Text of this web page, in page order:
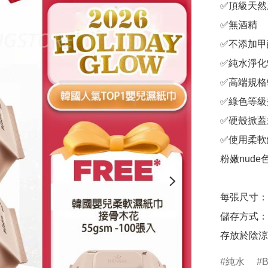
✅頂級天
✅無酒精
✅不添加
✅純水淨
✅高端規
✅綠色等
✅硬殼掀
✅使用柔
粉嫩nude
每張尺寸
儲存方式
存放於陰
純水